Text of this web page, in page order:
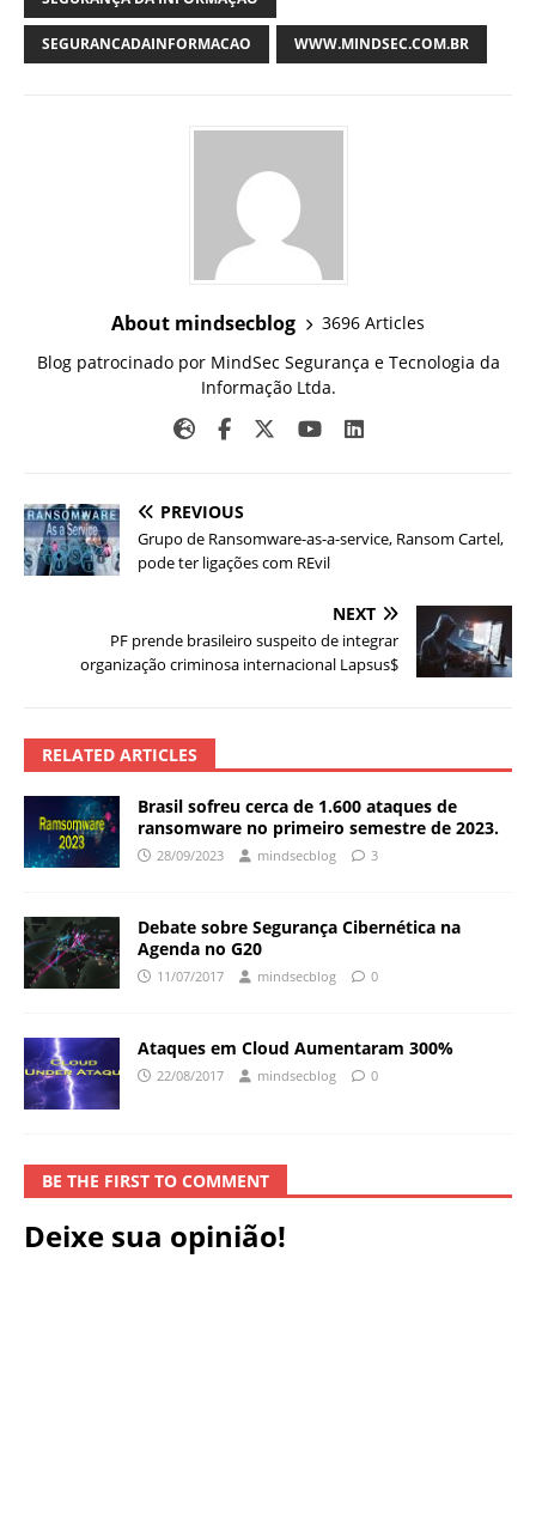
SEGURANCADAINFORMACAO WWW.MINDSEC.COM.BR
About mindsecblog
3696 Articles
Blog patrocinado por MindSec Segurança e Tecnologia da
Informação Ltda.
PREVIOUS
Grupo de Ransomware-as-a-service, Ransom Cartel,
pode ter ligações com REvil
NEXT
PF prende brasileiro suspeito de integrar
organização criminosa internacional Lapsus$
RELATED ARTICLES
Brasil sofreu cerca de 1.600 ataques de
ransomware no primeiro semestre de 2023.
28/09/2023 mindsecblog 3
Debate sobre Segurança Cibernética na
Agenda no G20
11/07/2017 mindsecblog 0
Ataques em Cloud Aumentaram 300%
22/08/2017 mindsecblog 0
BE THE FIRST TO COMMENT
Deixe sua opinião!